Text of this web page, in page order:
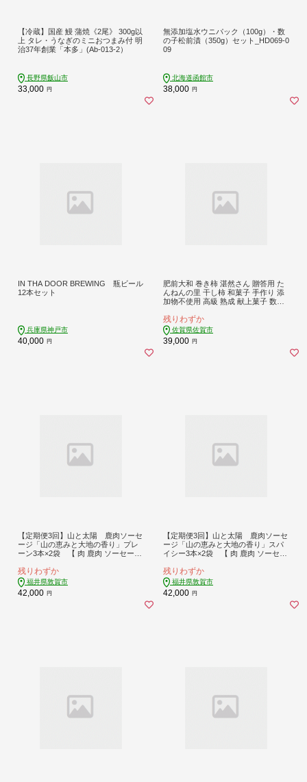
【冷蔵】国産 鰻 蒲焼《2尾》 300g以
上 タレ・うなぎのミニおつまみ付 明
治37年創業「本多」(Ab-013-2）
長野県飯山市
33,000 円
無添加塩水ウニパック（100g）・数
の子松前漬（350g）セット_HD069-0
09
北海道函館市
38,000 円
IN THA DOOR BREWING 瓶ビール
12本セット
兵庫県神戸市
40,000 円
肥前大和 巻き柿 湛然さん 贈答用 た
んねんの里 干し柿 和菓子 手作り 添
加物不使用 高級 熟成 献上菓子 数量
残りわずか
佐賀県佐賀市
39,000 円
【定期便3回】山と太陽 鹿肉ソーセ
ージ「山の恵みと大地の香り」プレ
ーン3本×2袋 【 肉 鹿肉 ソーセージ
歳暮 ギフト 贈り物 定期便】[103-t03
-a005]【敦賀市ふるさと納税】
残りわずか
福井県敦賀市
42,000 円
【定期便3回】山と太陽 鹿肉ソーセ
ージ「山の恵みと大地の香り」スパ
イシー3本×2袋 【 肉 鹿肉 ソーセー
お歳暮 ギフト 贈り物 定期便】[103-t
03-a006]【敦賀市ふるさと納税】
残りわずか
福井県敦賀市
42,000 円